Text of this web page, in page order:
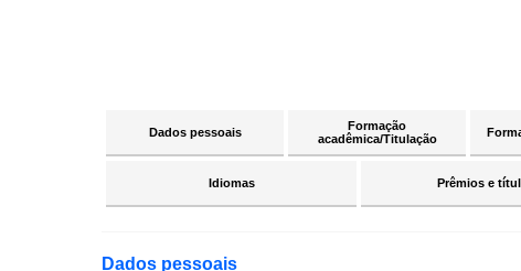
Dados pessoais
Formação
acadêmica/Titulação
Idiomas Prêmios e
Dados pessoais